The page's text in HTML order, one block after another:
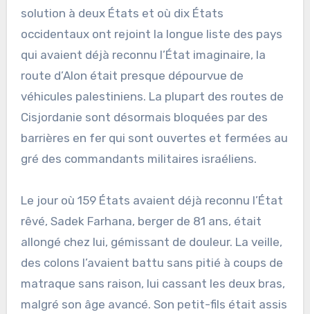
solution à deux États et où dix États
occidentaux ont rejoint la longue liste des pays
qui avaient déjà reconnu l’État imaginaire, la
route d’Alon était presque dépourvue de
véhicules palestiniens. La plupart des routes de
Cisjordanie sont désormais bloquées par des
barrières en fer qui sont ouvertes et fermées au
gré des commandants militaires israéliens.
Le jour où 159 États avaient déjà reconnu l’État
rêvé, Sadek Farhana, berger de 81 ans, était
allongé chez lui, gémissant de douleur. La veille,
des colons l’avaient battu sans pitié à coups de
matraque sans raison, lui cassant les deux bras,
malgré son âge avancé. Son petit-fils était assis